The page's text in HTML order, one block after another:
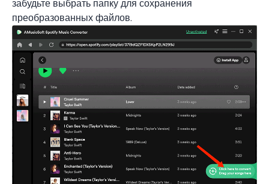
забудьте выбрать папку для сохранения
преобразованных файлов.